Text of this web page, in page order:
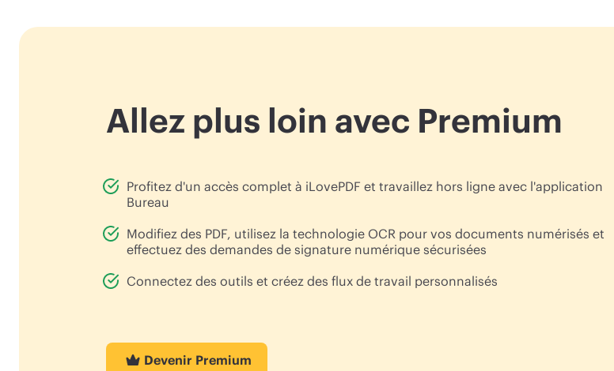
Allez plus loin avec Premium
Profitez d'un accès complet à iLovePDF et travaillez hors ligne avec l'application
Bureau
Modifiez des PDF, utilisez la technologie OCR pour vos documents numérisés et
effectuez des demandes de signature numérique sécurisées
Connectez des outils et créez des flux de travail personnalisés
Devenir Premium